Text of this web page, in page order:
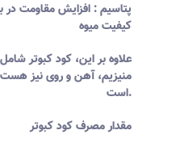
کیفیت میوه
علاوه بر این، کود کبوتر
منیزیم، آهن و روی نیز
است.
مقدار مصرف کود کبوتر